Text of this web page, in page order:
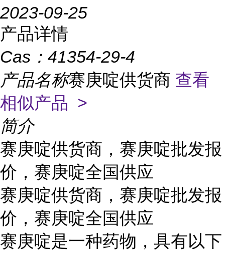
2023-09-25
产品详情
Cas： 41354-29-4
产品名称赛庚啶供货商 查看
相似产品 >
简介
赛庚啶供货商，赛庚啶批发报
价，赛庚啶全国供应
赛庚啶供货商，赛庚啶批发报
价，赛庚啶全国供应
赛庚啶是一种药物，具有以下